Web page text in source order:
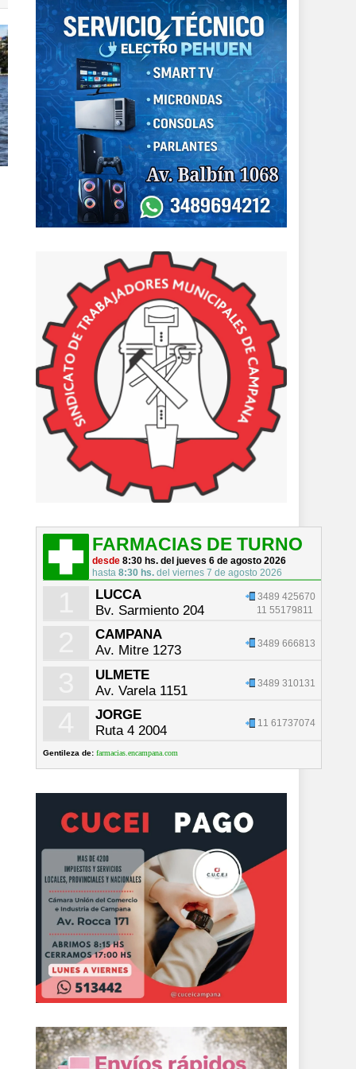
FARMACIAS DE TURNO
desde 8:30 hs. del jueves 6 de agosto 2026
hasta 8:30 hs.del viernes 7 de agosto 2026
LUCCA
Bv. Sarmiento 204
3489 425670
11 55179811
CAMPANA
Av. Mitre 1273
3489 666813
ULMETE
Av. Varela 1151
3489 310131
JORGE
Ruta 4 2004
11 61737074
Gentileza de: farmacias.encampana.com